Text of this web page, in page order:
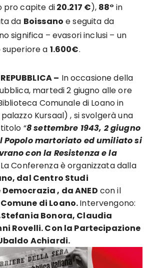
pro capite di20.217 €), 88° in
da Boissano e seguita da
significa – evasori inclusi – un
a 1.600€.
– In occasione della
martedi 2 giugno alle ore
Comunale di Loano in
Kursaal) , si svolgerà una
“8 settembre 1943, 2 giugno
Popolo martoriato ed umiliato si
con la Resistenza e la
La Conferenza è organizzata dalla
dal Centro Studi
, da ANED con il
di Loano.Intervengono:
Bonora, Claudia
Rovelli. Con la Partecipazione
Achiardi.